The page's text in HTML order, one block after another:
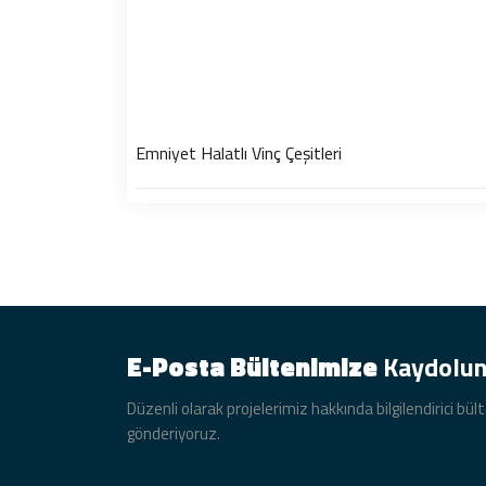
Emniyet Halatlı Vinç Çeşitleri
E-Posta BültenimizeKaydolun
Düzenli olarak projelerimiz hakkında bilgilendirici
gönderiyoruz.